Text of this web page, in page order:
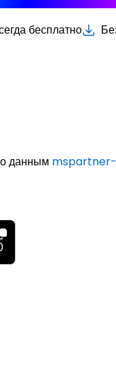
бесплатно
данным mspartner-